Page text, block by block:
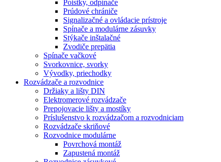
Poistky, odpínače
Prúdové chrániče
Signalizačné a ovládacie prístroje
Spínače a modulárne zásuvky
Stýkače inštalačné
Zvodiče prepätia
Spínače vačkové
Svorkovnice, svorky
Vývodky, priechodky
Rozvádzače a rozvodnice
Držiaky a lišty DIN
Elektromerové rozvádzače
Prepojovacie lišty a mostíky
Príslušenstvo k rozvádzačom a rozvodniciam
Rozvádzače skriňové
Rozvodnice modulárne
Povrchová montáž
Zapustená montáž